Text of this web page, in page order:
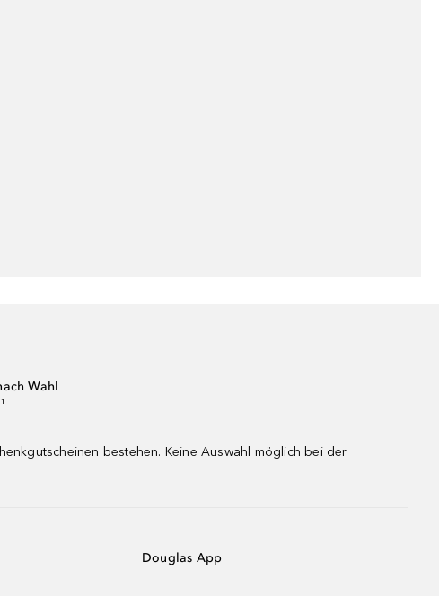
Wahl
bestehen. Keine Auswahl möglich bei der
Douglas App